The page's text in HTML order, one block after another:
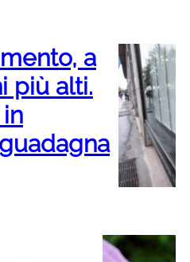
a
più alti.